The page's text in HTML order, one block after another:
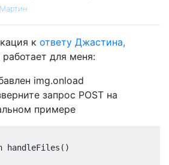
Мартин
к ответу Джастина,
работает для меня:
img.onload
запрос POST на
примере
handleFiles ()